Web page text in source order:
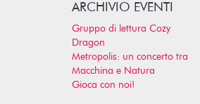
ARCHIVIO EVENTI
Gruppo di lettura Cozy
Dragon
Metropolis: un concerto tra
Macchina e Natura
Gioca con noi!